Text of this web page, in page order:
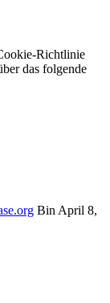
Richtlinie
das folgende
Bin April 8,